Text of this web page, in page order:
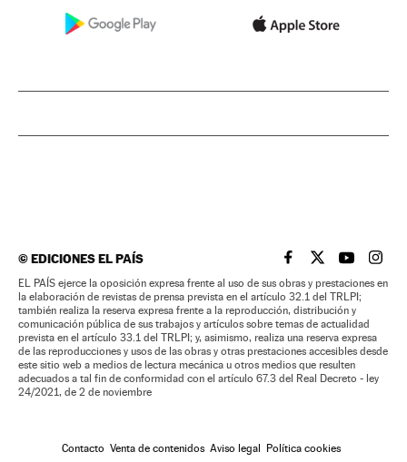
©EDICIONES EL PAÍS EL PAÍS BRASIL EN
EL PAÍSEL PAÍS
EL
EL PAÍS ejerce la oposición expresa frente al uso de sus obras y prestaciones en
la elaboración de revistas de prensa prevista en el artículo 32.1 del TRLPI;
también realiza la reserva expresa frente a la reproducción, distribución y
comunicación pública de sus trabajos y artículos sobre temas de actualidad
prevista en el artículo 33.1 del TRLPI; y, asimismo, realiza una reserva expresa
de las reproducciones y usos de las obras y otras prestaciones accesibles desde
este sitio web a medios de lectura mecánica u otros medios que resulten
adecuados a tal fin de conformidad con el artículo 67.3 del Real Decreto - ley
24/2021, de 2 de noviembre
Contacto Venta de contenidos Aviso legal Política cookies